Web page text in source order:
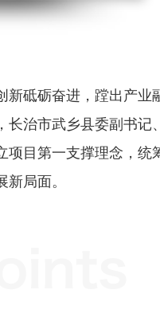
砥砺奋进，蹚出产业
治市武乡县委副书记
目第一支撑理念，统
局面。